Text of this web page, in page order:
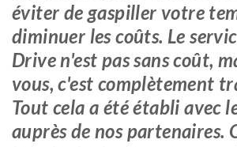
éviter de gaspiller votre
diminuer les coûts. Le
Drive n'est pas sans coût,
vous, c'est complètement
Tout cela a été établi avec
auprès de nos partenaires.